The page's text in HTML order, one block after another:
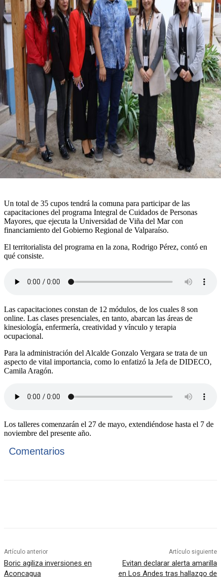
Un total de 35 cupos tendrá la comuna para participar de las
capacitaciones del programa Integral de Cuidados de Personas
Mayores, que ejecuta la Universidad de Viña del Mar con
financiamiento del Gobierno Regional de Valparaíso.
El territorialista del programa en la zona, Rodrigo Pérez, contó en
qué consiste.
Las capacitaciones constan de 12 módulos, de los cuales 8 son
online. Las clases presenciales, en tanto, abarcan las áreas de
kinesiología, enfermería, creatividad y vínculo y terapia
ocupacional.
Para la administración del Alcalde Gonzalo Vergara se trata de un
aspecto de vital importancia, como lo enfatizó la Jefa de DIDECO,
Camila Aragón.
Los talleres comenzarán el 27 de mayo, extendiéndose hasta el 7 de
noviembre del presente año.
Comentarios
Artículo anterior
Boric agiliza inversiones en
Aconcagua
Artículo siguiente
Evitan declarar alerta amarilla
en Los Andes tras hallazgo de